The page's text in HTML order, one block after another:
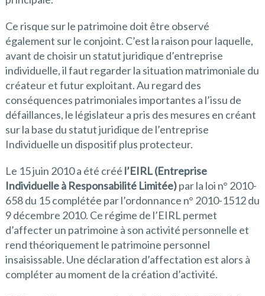
Ce risque sur le patrimoine doit être observé
également sur le conjoint. C’est la raison pour laquelle,
avant de choisir un statut juridique d’entreprise
individuelle, il faut regarder la situation matrimoniale du
créateur et futur exploitant. Au regard des
conséquences patrimoniales importantes a l’issu de
défaillances, le législateur a pris des mesures en créant
sur la base du statut juridique de l’entreprise
Individuelle un dispositif plus protecteur.
Le 15 juin 2010 a été créé l’EIRL (Entreprise
Individuelle à Responsabilité Limitée)par la loi n° 2010-
658 du 15 complétée par l’ordonnance n° 2010-1512 du
9 décembre 2010. Ce régime de l’EIRL permet
d’affecter un patrimoine à son activité personnelle et
rend théoriquement le patrimoine personnel
insaisissable. Une déclaration d’affectation est alors à
compléter au moment de la création d’activité.